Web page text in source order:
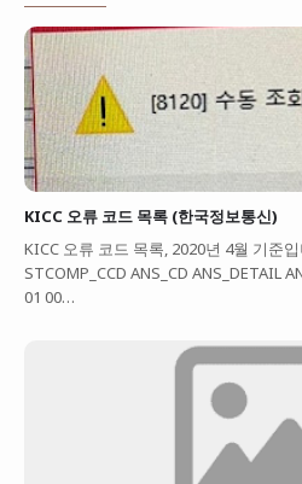
KICC 오류 코드 목록 (한국정보통신)
KICC 오류 코드 목록, 2020년 4월 기준
STCOMP_CCD ANS_CD ANS_DETAIL
01 00…